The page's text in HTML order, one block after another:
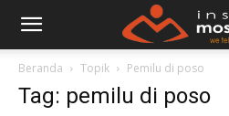
Beranda Topik Pemilu di poso
Tag: pemilu di poso